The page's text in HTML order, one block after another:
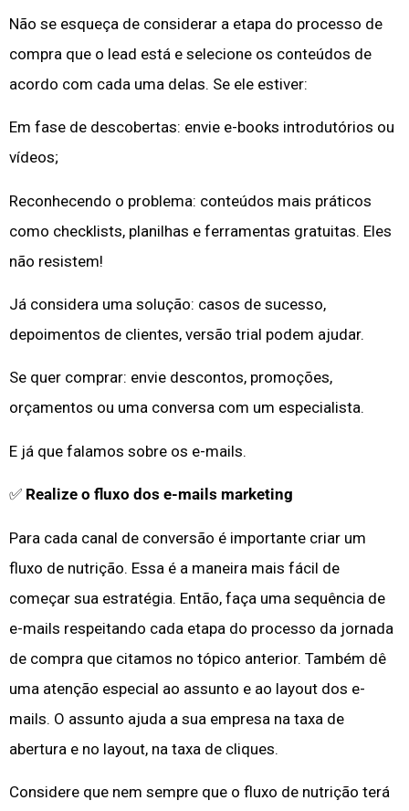
Não se esqueça de considerar a etapa do processo de
compra que o lead está e selecione os conteúdos de
acordo com cada uma delas. Se ele estiver:
Em fase de descobertas: envie e-books introdutórios ou
vídeos;
Reconhecendo o problema: conteúdos mais práticos
como checklists, planilhas e ferramentas gratuitas. Eles
não resistem!
Já considera uma solução: casos de sucesso,
depoimentos de clientes, versão trial podem ajudar.
Se quer comprar: envie descontos, promoções,
orçamentos ou uma conversa com um especialista.
E já que falamos sobre os e-mails.
✅ Realize o fluxo dos e-mails marketing
Para cada canal de conversão é importante criar um
fluxo de nutrição. Essa é a maneira mais fácil de
começar sua estratégia. Então, faça uma sequência de
e-mails respeitando cada etapa do processo da jornada
de compra que citamos no tópico anterior. Também dê
uma atenção especial ao assunto e ao layout dos e-
mails. O assunto ajuda a sua empresa na taxa de
abertura e no layout, na taxa de cliques.
Considere que nem sempre que o fluxo de nutrição terá